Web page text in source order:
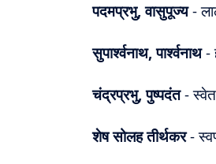
पदमप्रभु, वासुपूज्य-
सुपार्श्वनाथ, पार्श्वनाथ-
चंद्रप्रभु, पुष्पदंत-
शेष सोलह तीर्थकर-